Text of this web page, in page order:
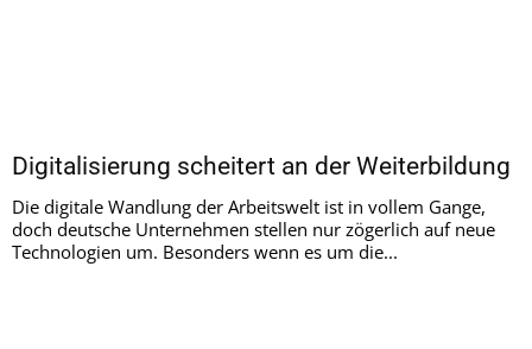
Digitalisierung scheitert an der Weiterbildung
Die digitale Wandlung der Arbeitswelt ist in vollem Gange,
doch deutsche Unternehmen stellen nur zögerlich auf neue
Technologien um. Besonders wenn es um die...